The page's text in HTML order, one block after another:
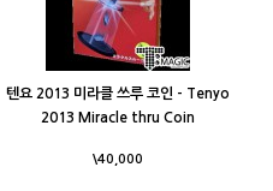
텐요 2013 미라클 쓰루 코인 - Tenyo
2013 Miracle thru Coin
\40,000